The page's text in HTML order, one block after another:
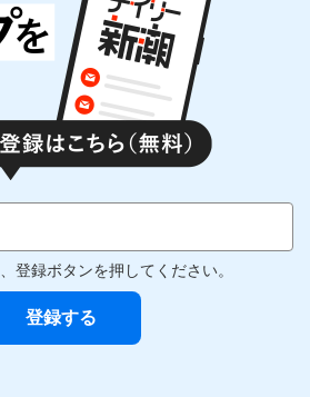
登録ボタンを押してください。